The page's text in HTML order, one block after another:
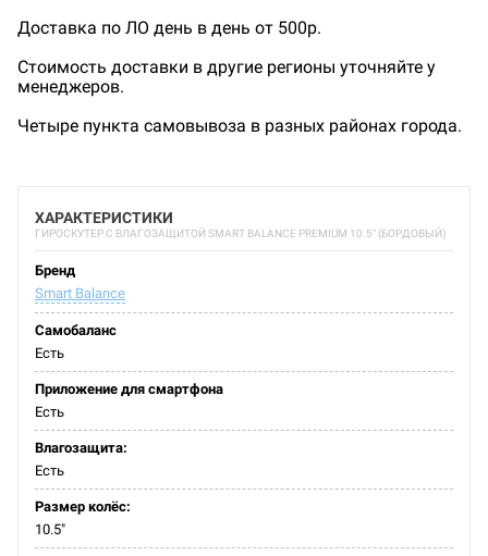
Доставка по ЛО день в день от 500р.
Стоимость доставки в другие регионы уточняйте у
менеджеров.
Четыре пункта самовывоза в разных районах города.
ХАРАКТЕРИСТИКИ
ГИРОСКУТЕР С ВЛАГОЗАЩИТОЙ SMART BALANCE PREMIUM 10.5" (БОРДОВЫЙ)
Бренд
Smart Balance
Самобаланс
Есть
Приложение для смартфона
Есть
Влагозащита:
Есть
Размер колёс:
10.5"